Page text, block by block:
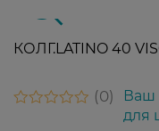
КОЛГ.LATINO 40
0
Ваш
для